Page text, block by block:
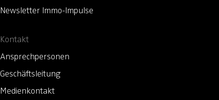
Newsletter Immo-Impulse
Kontakt
Ansprechpersonen
Geschäftsleitung
Medienkontakt